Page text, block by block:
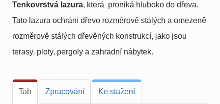
Tenkovrstvá lazura, která proniká hluboko do dřeva.
Tato lazura ochrání dřevo rozměrově stálých a omezeně
rozměrově stálých dřevěných konstrukcí, jako jsou
terasy, ploty, pergoly a zahradní nábytek.
Tab Zpracování Ke stažení